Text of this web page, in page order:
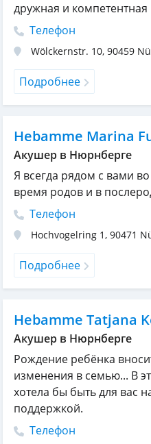
дружная и
Телефон
Wölckernstr. 10, 90459
Подробнее
Hebamme Marina
Акушер в Нюрнберге
Я всегда рядом с вами
время родов и в
Телефон
Hochvogelring 1, 90471
Подробнее
Hebamme Tatjana
Акушер в Нюрнберге
Рождение ребёнка
изменения в семью... В
хотела бы быть для вас
поддержкой.
Телефон